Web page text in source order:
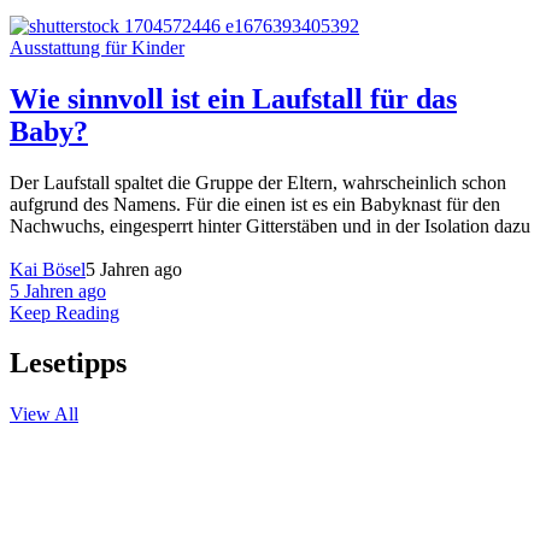
Ausstattung für Kinder
Wie sinnvoll ist ein Laufstall für das
Baby?
Der Laufstall spaltet die Gruppe der Eltern, wahrscheinlich schon
aufgrund des Namens. Für die einen ist es ein Babyknast für den
Nachwuchs, eingesperrt hinter Gitterstäben und in der Isolation dazu
Kai Bösel5 Jahren ago
5 Jahren ago
Keep Reading
Lesetipps
View All